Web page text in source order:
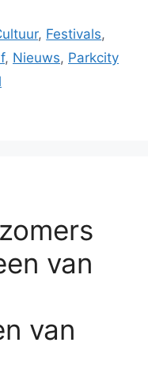
, Festivals,
, Nieuws, Parkcity
van
van